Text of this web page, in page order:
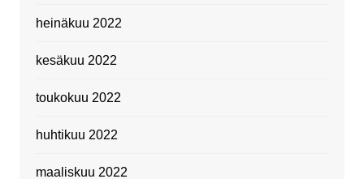
heinäkuu 2022
kesäkuu 2022
toukokuu 2022
huhtikuu 2022
maaliskuu 2022